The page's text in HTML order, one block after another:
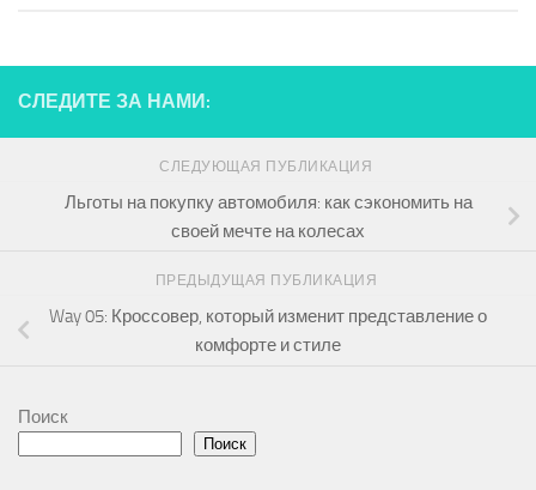
СЛЕДИТЕ ЗА НАМИ:
СЛЕДУЮЩАЯ ПУБЛИКАЦИЯ
Льготы на покупку автомобиля: как сэкономить на
своей мечте на колесах
ПРЕДЫДУЩАЯ ПУБЛИКАЦИЯ
Way 05: Кроссовер, который изменит представление о
комфорте и стиле
Поиск
Поиск